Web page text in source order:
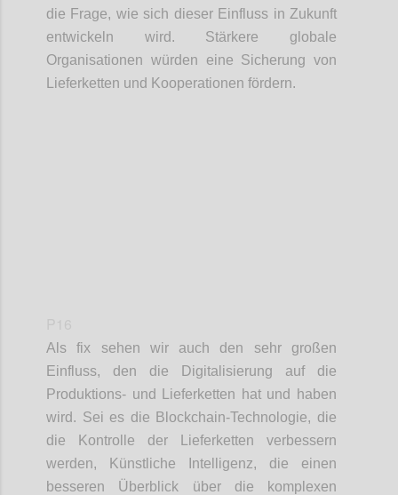
die Frage, wie sich dieser Einfluss in Zukunft
entwickeln wird. Stärkere globale
Organisationen würden eine Sicherung von
Lieferketten und Kooperationen fördern.
Als fix sehen wir auch den sehr großen
Einfluss, den die Digitalisierung auf die
Produktions- und Lieferketten hat und haben
wird. Sei es die Blockchain-Technologie, die
die Kontrolle der Lieferketten verbessern
werden, Künstliche Intelligenz, die einen
besseren Überblick über die komplexen